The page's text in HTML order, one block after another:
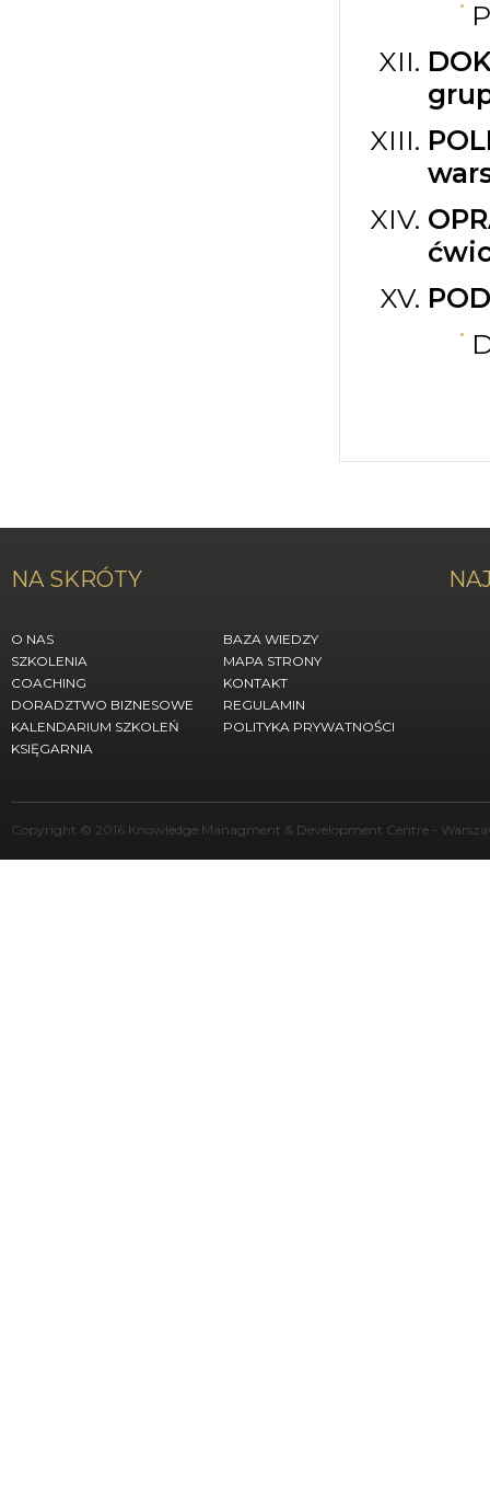
NA SKRÓTY
O NAS
SZKOLENIA
COACHING
DORADZTWO BIZNESOWE
KALENDARIUM SZKOLEŃ
KSIĘGARNIA
BAZA WIEDZY
MAPA STRONY
KONTAKT
REGULAMIN
POLITYKA PRYWATNOŚCI
Copyright © 2016 Knowledge Managment & Development Centre -